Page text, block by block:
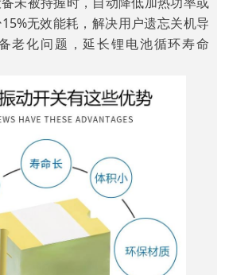
无效能耗，解决用户遗忘关机导
老化问题，延长锂电池循环寿命